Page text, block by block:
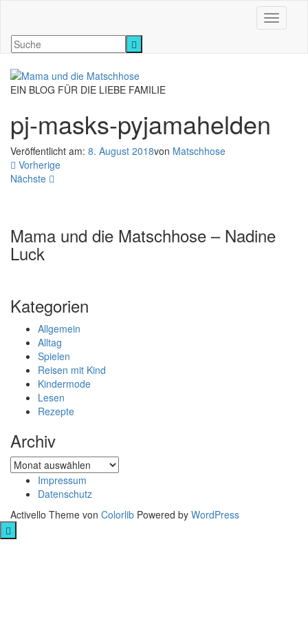
EIN BLOG FÜR DIE LIEBE FAMILIE
pj-masks-pyjamahelden
Veröffentlicht am: 8. August 2018von Matschhose
Vorherige
Nächste
Mama und die Matschhose – Nadine
Luck
Kategorien
Allgemein
Alltag
Spielen
Reisen mit Kind
Kindermode
Lesen
Rezepte
Archiv
Archiv
Impressum
Datenschutz
Activello Theme von Colorlib Powered by WordPress